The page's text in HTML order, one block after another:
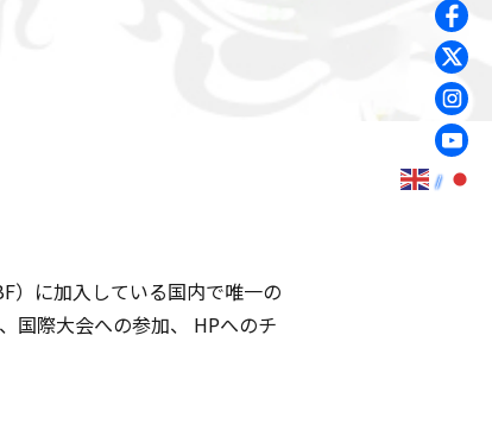
）に加入している国内で唯一の
国際大会への参加、 HPへのチ